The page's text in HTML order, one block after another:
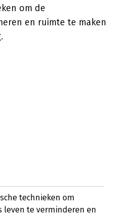
om de
en ruimte te maken
technieken om
leven te verminderen en